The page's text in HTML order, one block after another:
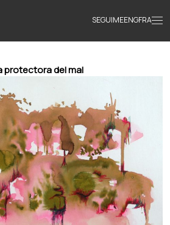
SEGUIMEENGFRA
Inicio
Obras
Textos
Biografía
protectora del mal